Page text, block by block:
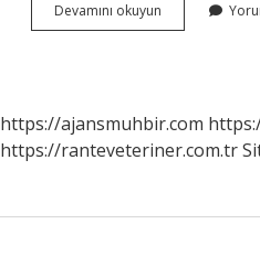
Devamını okuyun
Kendini
https://ajansmuhbir.com
https://ranteveteriner.com.tr